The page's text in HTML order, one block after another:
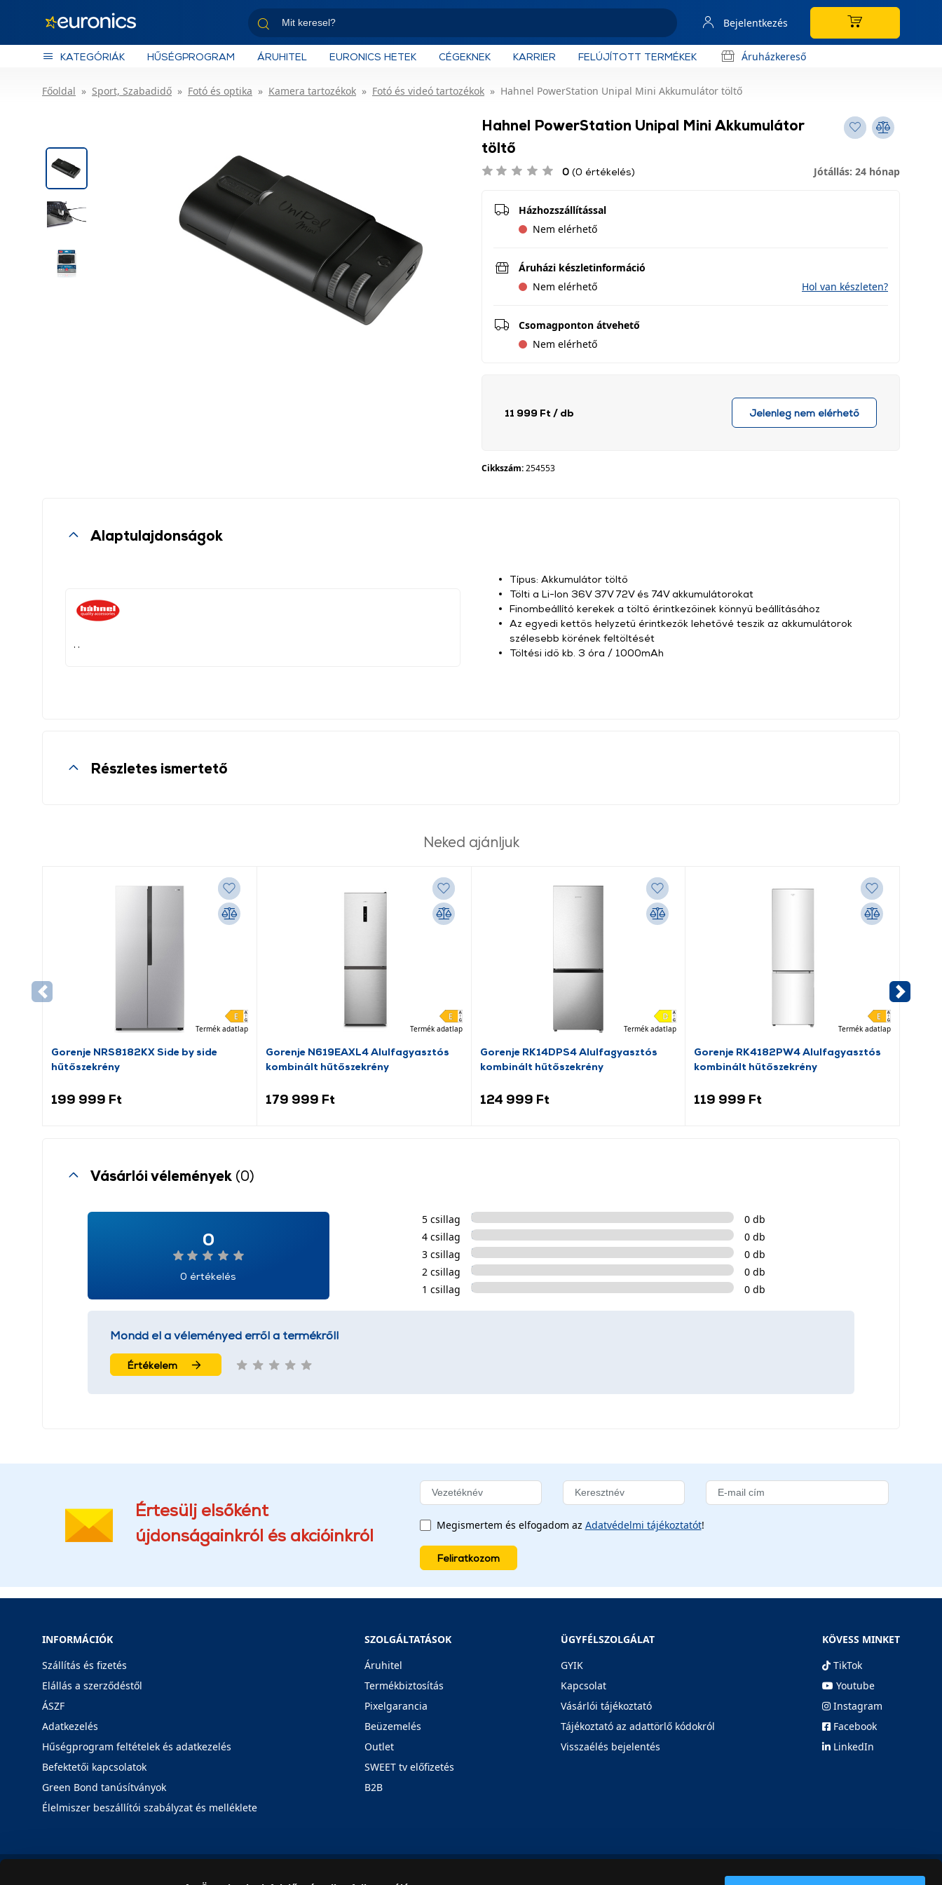
Bejelentkezés
KATEGÓRIÁK HŰSÉGPROGRAM ÁRUHITEL EURONICS HETEK CÉGEKNEK KARRIER FELÚJÍTOTT TERMÉKEK Áruházkereső
Főoldal Sport, Szabadidő Fotó és optika Kamera tartozékok Fotó és videó tartozékok Hahnel PowerStation Unipal Mini Akkumulátor töltő
Hahnel PowerStation Unipal Mini Akkumulátor
töltő
0 (0 értékelés) Jótállás: 24 hónap
Házhozszállítással
Nem elérhető
Áruházi készletinformáció
Nem elérhető
Hol van készleten?
Csomagponton átvehető
Nem elérhető
11 999 Ft / db Jelenleg nem elérhető
Cikkszám:254553
Alaptulajdonságok
Típus: Akkumulátor töltő
Tölti a Li-Ion 36V 37V 72V és 74V akkumulátorokat
Finombeállító kerekek a töltő érintkezőinek könnyű beállításához
Az egyedi kettős helyzetű érintkezők lehetővé teszik az akkumulátorok
szélesebb körének feltöltését
Töltési idő kb. 3 óra / 1000mAh
Részletes ismertető
Neked ajánljuk
Termék adatlap
Gorenje NRS8182KX Side by side
hűtőszekrény
199 999 Ft
Termék adatlap
Gorenje N619EAXL4 Alulfagyasztós
kombinált hűtőszekrény
179 999 Ft
Termék adatlap
Gorenje RK14DPS4 Alulfagyasztós
kombinált hűtőszekrény
124 999 Ft
Termék adatlap
Gorenje RK4182PW4 Alulfagyasztós
kombinált hűtőszekrény
119 999 Ft
Vásárlói vélemények (0)
0
0 értékelés
5 csillag
0 db
4 csillag
0 db
3 csillag
0 db
2 csillag
0 db
1 csillag
0 db
Mondd el a véleményed erről a termékről!
Értékelem
Értesülj elsőként
újdonságainkról és akcióinkról
Megismertem és elfogadom az Adatvédelmi tájékoztatót!
Feliratkozom
INFORMÁCIÓK
Szállítás és fizetés
Elállás a szerződéstől
ÁSZF
Adatkezelés
Hűségprogram feltételek és adatkezelés
Befektetői kapcsolatok
Green Bond tanúsítványok
Élelmiszer beszállítói szabályzat és melléklete
SZOLGÁLTATÁSOK
Áruhitel
Termékbiztosítás
Pixelgarancia
Beüzemelés
Outlet
SWEET tv előfizetés
B2B
ÜGYFÉLSZOLGÁLAT
GYIK
Kapcsolat
Vásárlói tájékoztató
Tájékoztató az adattörlő kódokról
Visszaélés bejelentés
KÖVESS MINKET
TikTok
Youtube
Instagram
Facebook
LinkedIn